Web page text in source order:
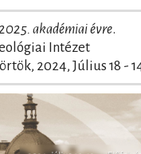
akadémiai évre.
Intézet
2024, Július 18 -